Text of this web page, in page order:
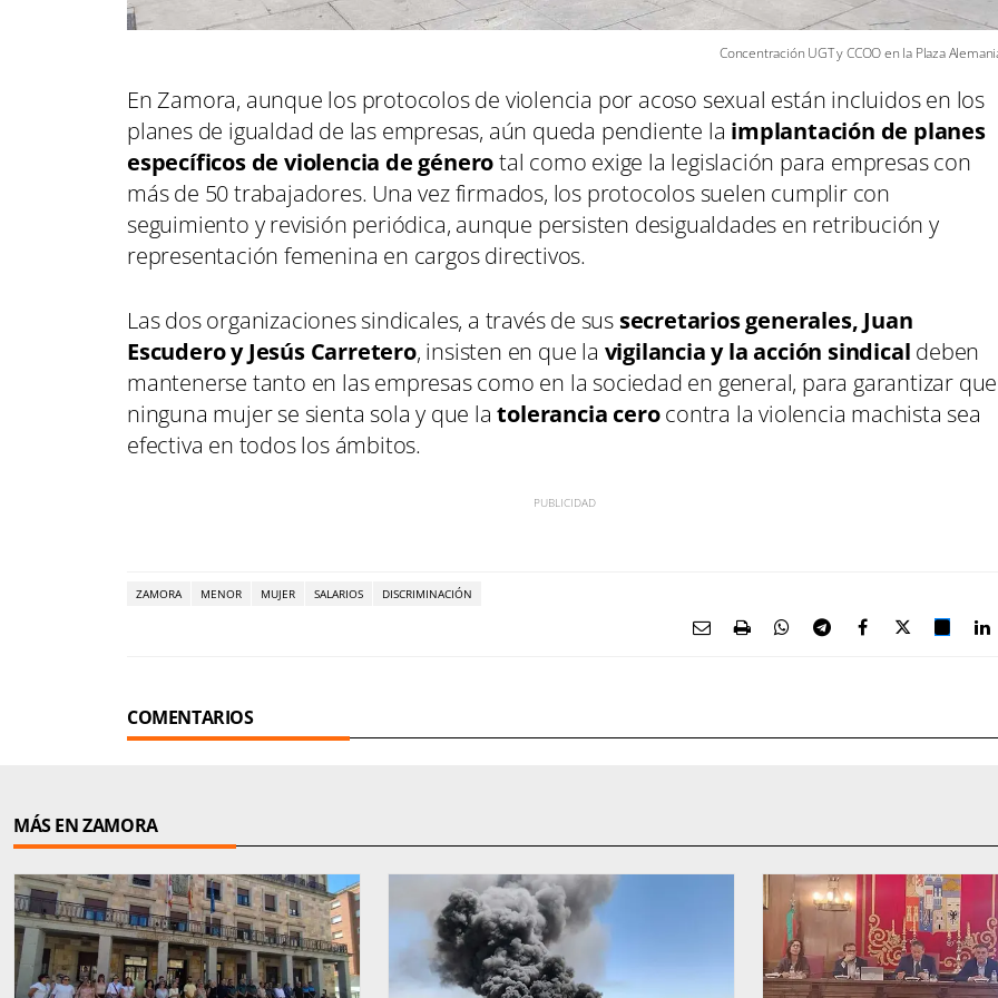
Concentración UGT y CCOO en la Plaza
En Zamora, aunque los protocolos de violencia por acoso sexual están incluidos en los
planes de igualdad de las empresas, aún queda pendiente la implantación de planes
específicos de violencia de génerotal como exige la legislación para empresas con
más de 50 trabajadores. Una vez firmados, los protocolos suelen cumplir con
seguimiento y revisión periódica, aunque persisten desigualdades en retribución y
representación femenina en cargos directivos.
Las dos organizaciones sindicales, a través de sus secretarios generales, Juan
Escudero y Jesús Carretero, insisten en que la vigilancia y la acción sindical deben
mantenerse tanto en las empresas como en la sociedad en general, para garantizar que
ninguna mujer se sienta sola y que latolerancia cerocontra la violencia machista sea
efectiva en todos los ámbitos.
ZAMORA MENOR MUJER SALARIOS DISCRIMINACIÓN
COMENTARIOS
MÁS EN ZAMORA